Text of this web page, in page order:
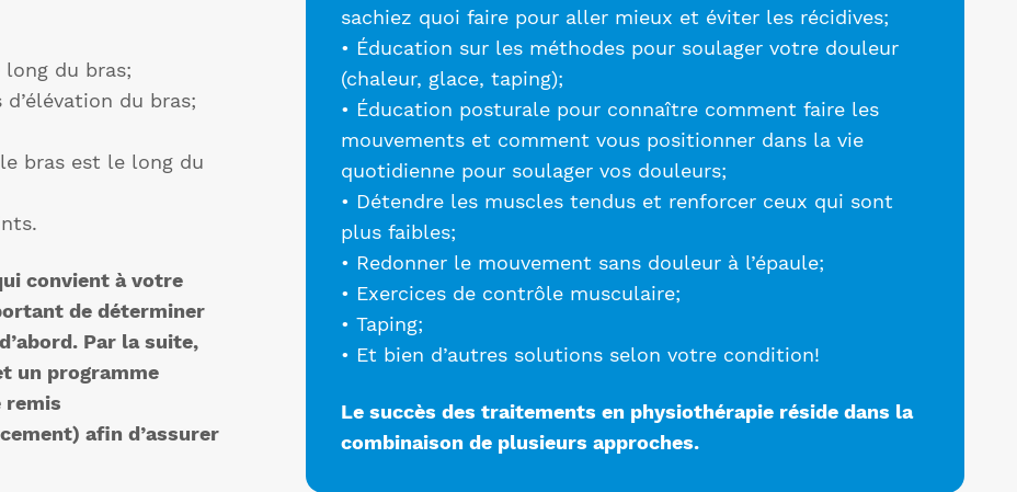
long du bras;
du bras;
bras est le long du
convient à votre
de déterminer
Par la suite,
un programme
remis
afin d’assurer
sachiez quoi faire pour aller mieux et éviter les récidives;
• Éducation sur les méthodes pour soulager votre douleur
(chaleur, glace, taping);
• Éducation posturale pour connaître comment faire les
mouvements et comment vous positionner dans la vie
quotidienne pour soulager vos douleurs;
• Détendre les muscles tendus et renforcer ceux qui sont
plus faibles;
• Redonner le mouvement sans douleur à l’épaule;
• Exercices de contrôle musculaire;
• Taping;
• Et bien d’autres solutions selon votre condition!
Le succès des traitements en physiothérapie réside dans la
combinaison de plusieurs approches.